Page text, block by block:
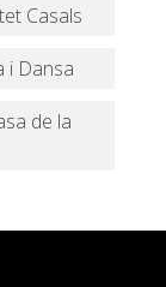
Casals
i Dansa
de la